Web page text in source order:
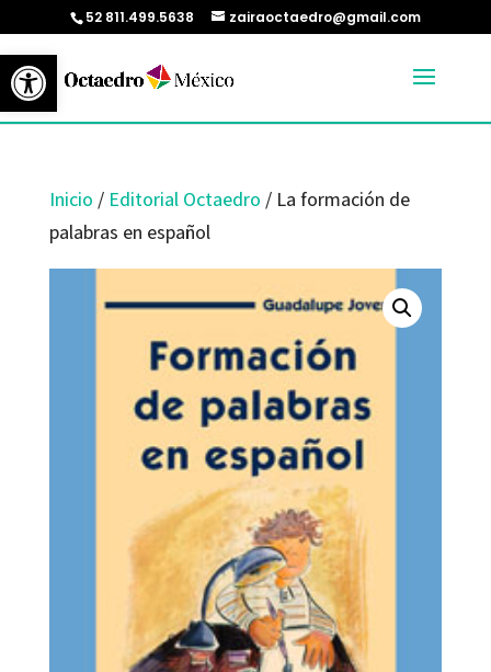
Abrir barra de herramientas
52 811.499.5638 zairaoctaedro@gmail.com
Inicio / Editorial Octaedro / La formación de
palabras en español